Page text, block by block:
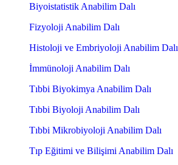
Biyoistatistik Anabilim Dalı
Fizyoloji Anabilim Dalı
Histoloji ve Embriyoloji Anabilim Dalı
İmmünoloji Anabilim Dalı
Tıbbi Biyokimya Anabilim Dalı
Tıbbi Biyoloji Anabilim Dalı
Tıbbi Mikrobiyoloji Anabilim Dalı
Tıp Eğitimi ve Bilişimi Anabilim Dalı